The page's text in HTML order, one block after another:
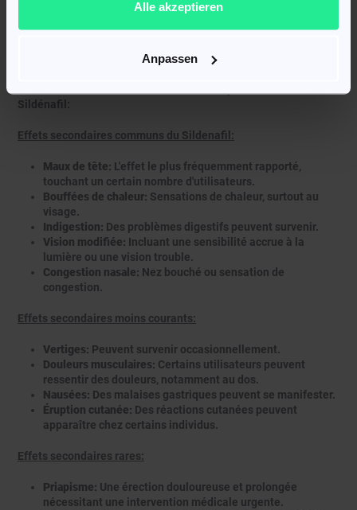
Alle akzeptieren
Anpassen
Sildénafil:
Effets secondaires communs du Sildenafil:
Maux de tête: L'effet le plus fréquemment rapporté,
touchant un certain nombre d'utilisateurs.
Bouffées de chaleur: Sensations de chaleur, surtout au
visage.
Indigestion: Des problèmes digestifs peuvent survenir.
Vision modifiée: Incluant une sensibilité accrue à la
lumière ou une vision trouble.
Congestion nasale: Nez bouché ou sensation de
congestion.
Effets secondaires moins courants:
Vertiges: Peuvent survenir occasionnellement.
Douleurs musculaires: Certains utilisateurs peuvent
ressentir des douleurs, notamment au dos.
Nausées: Des malaises gastriques peuvent se manifester.
Éruption cutanée: Des réactions cutanées peuvent
apparaître chez certains individus.
Effets secondaires rares:
Priapisme: Une érection douloureuse et prolongée
nécessitant une intervention médicale urgente.